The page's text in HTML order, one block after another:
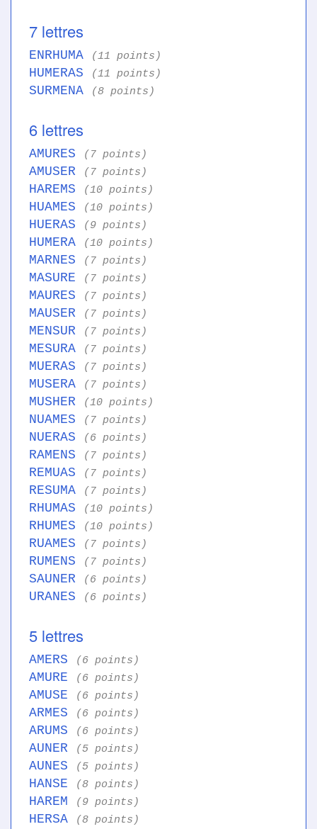
7 lettres
ENRHUMA (11 points)
HUMERAS (11 points)
SURMENA (8 points)
6 lettres
AMURES (7 points)
AMUSER (7 points)
HAREMS (10 points)
HUAMES (10 points)
HUERAS (9 points)
HUMERA (10 points)
MARNES (7 points)
MASURE (7 points)
MAURES (7 points)
MAUSER (7 points)
MENSUR (7 points)
MESURA (7 points)
MUERAS (7 points)
MUSERA (7 points)
MUSHER (10 points)
NUAMES (7 points)
NUERAS (6 points)
RAMENS (7 points)
REMUAS (7 points)
RESUMA (7 points)
RHUMAS (10 points)
RHUMES (10 points)
RUAMES (7 points)
RUMENS (7 points)
SAUNER (6 points)
URANES (6 points)
5 lettres
AMERS (6 points)
AMURE (6 points)
AMUSE (6 points)
ARMES (6 points)
ARUMS (6 points)
AUNER (5 points)
AUNES (5 points)
HANSE (8 points)
HAREM (9 points)
HERSA (8 points)